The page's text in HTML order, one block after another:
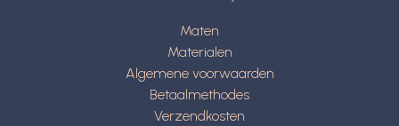
Maten
Materialen
Algemene voorwaarden
Betaalmethodes
Verzendkosten